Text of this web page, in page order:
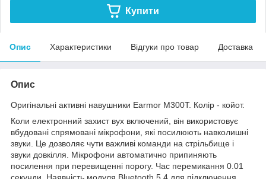
Купити
Опис Характеристики Відгуки про товар Доставка
Опис
Оригінальні активні навушники Earmor M300T. Колір - койот.
Коли електронний захист вух включений, він використовує
вбудовані спрямовані мікрофони, які посилюють навколишні
звуки. Це дозволяє чути важливі команди на стрільбище і
звуки довкілля. Мікрофони автоматично припиняють
посилення при перевищенні порогу. Час перемикання 0.01
секунди. Наявність модуля Bluetooth 5.4 для підключення